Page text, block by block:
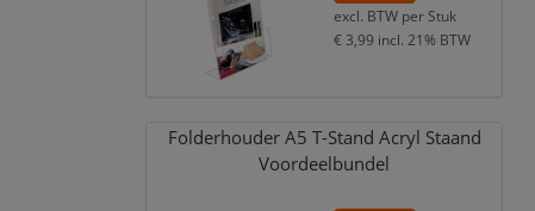
excl. BTW per Stuk
€ 3,99 incl. 21% BTW
Folderhouder A5 T-Stand Acryl Staand
Voordeelbundel